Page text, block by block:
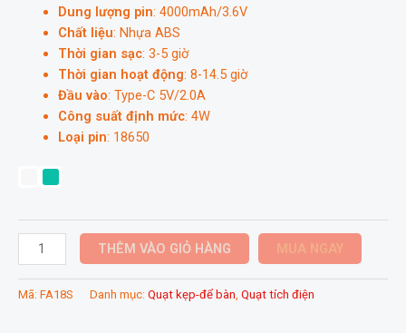
Dung lượng pin: 4000mAh/3.6V
Chất liệu: Nhựa ABS
Thời gian sạc: 3-5 giờ
Thời gian hoạt động: 8-14.5 giờ
Đầu vào: Type-C 5V/2.0A
Công suất định mức: 4W
Loại pin: 18650
Quạt
kẹp
bàn
THÊM VÀO GIỎ HÀNG MUA NGAY
Mã: FA18S Danh mục: Quạt kẹp-để bàn, Quạt tích điện